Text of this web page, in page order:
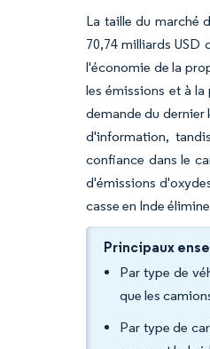
La taille du marché
70,74 milliards USD
l'économie de la
les émissions et à
demande du dernier
d'information,
confiance dans le
d'émissions
casse en Inde
Principaux
Par type de
que les
Par type de